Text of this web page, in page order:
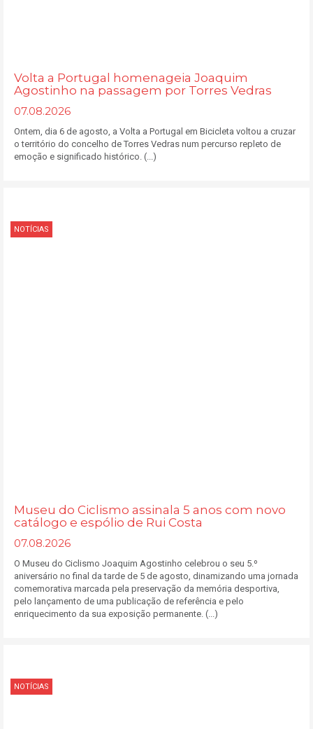
Volta a Portugal homenageia Joaquim
Agostinho na passagem por Torres Vedras
07.08.2026
Ontem, dia 6 de agosto, a Volta a Portugal em Bicicleta voltou a cruzar
o território do concelho de Torres Vedras num percurso repleto de
emoção e significado histórico. (...)
NOTÍCIAS
Museu do Ciclismo assinala 5 anos com novo
catálogo e espólio de Rui Costa
07.08.2026
O Museu do Ciclismo Joaquim Agostinho celebrou o seu 5.º
aniversário no final da tarde de 5 de agosto, dinamizando uma jornada
comemorativa marcada pela preservação da memória desportiva,
pelo lançamento de uma publicação de referência e pelo
enriquecimento da sua exposição permanente. (...)
NOTÍCIAS